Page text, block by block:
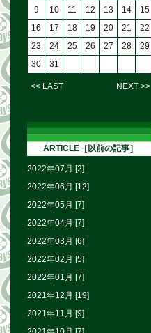
9
10 11 12 13 14
15
16
17 18 19 20 21
22
23
24 25 26 27 28
29
30
31
<< LAST NEXT >>
ARTICLE［以前の記事］
2022年07月 [2]
2022年06月 [12]
2022年05月 [7]
2022年04月 [7]
2022年03月 [6]
2022年02月 [5]
2022年01月 [7]
2021年12月 [19]
2021年11月 [9]